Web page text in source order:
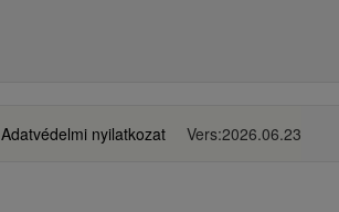
Adatvédelmi nyilatkozat Vers:2026.06.23